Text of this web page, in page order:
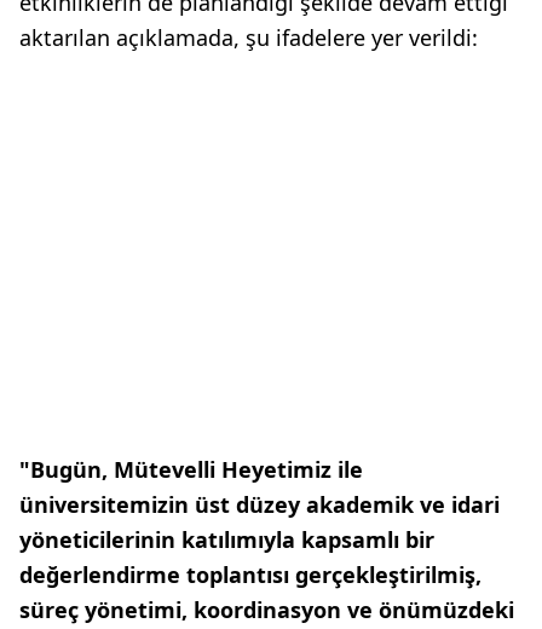
aktarılan açıklamada, şu ifadelere yer verildi:
"Bugün, Mütevelli Heyetimiz ile
üniversitemizin üst düzey akademik ve idari
yöneticilerinin katılımıyla kapsamlı bir
değerlendirme toplantısı gerçekleştirilmiş,
süreç yönetimi, koordinasyon ve önümüzdeki